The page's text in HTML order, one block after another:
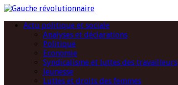
Actu politique et sociale
Analyses et déclarations
Politique
Economie
Syndicalisme et luttes des travailleurs
Jeunesse
Luttes et droits des femmes